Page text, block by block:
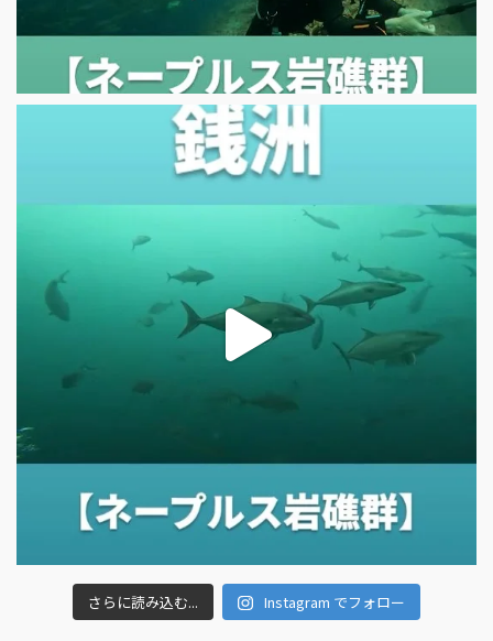
さらに読み込む... Instagram でフォロー